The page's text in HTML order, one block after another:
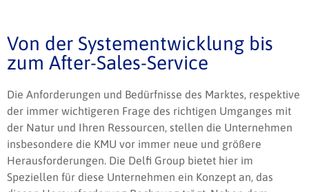
Von der Systementwicklung bis
zum After-Sales-Service
Die Anforderungen und Bedürfnisse des Marktes, respektive
der immer wichtigeren Frage des richtigen Umganges mit
der Natur und Ihren Ressourcen, stellen die Unternehmen
insbesondere die KMU vor immer neue und größere
Herausforderungen. Die Delfi Group bietet hier im
Speziellen für diese Unternehmen ein Konzept an, das